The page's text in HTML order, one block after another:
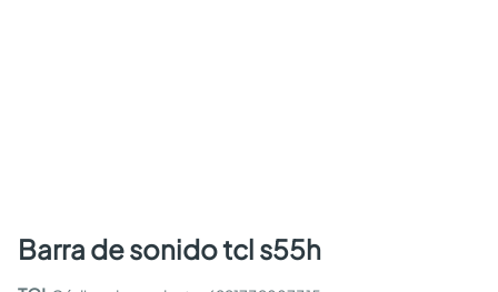
barra de sonido tcl s55h